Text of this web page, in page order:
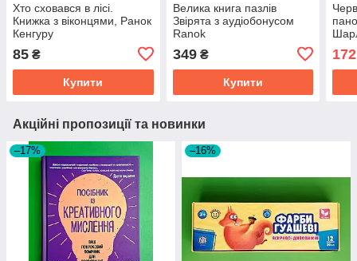
Хто сховався в лісі.
Книжка з віконцями, Ранок
Кенгуру
85 ₴
Купити
Велика книга пазлів
Звірята з аудіобонусом
Ranok
349₴
Купити
Акційні пропозиції та новинки
–17% –16%